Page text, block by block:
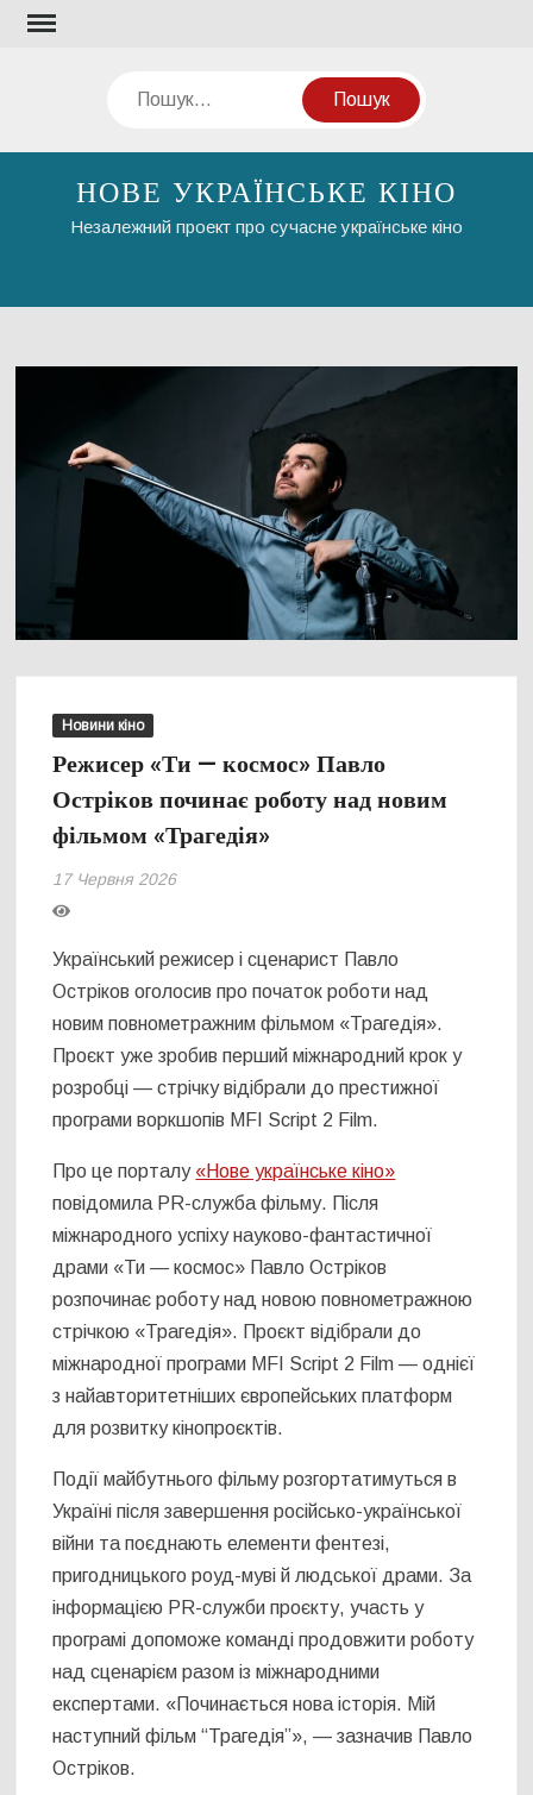
Перейти
Пошук
НОВЕ УКРАЇНСЬКЕ КІНО
Незалежний проект про сучасне українське кіно
Новини кіно
Режисер «Ти — космос» Павло
Остріков починає роботу над новим
фільмом «Трагедія»
17 Червня 2026
Український режисер і сценарист Павло
Остріков оголосив про початок роботи над
новим повнометражним фільмом «Трагедія».
Проєкт уже зробив перший міжнародний крок у
розробці — стрічку відібрали до престижної
програми воркшопів MFI Script 2 Film.
Про це порталу «Нове українське кіно»
повідомила PR-служба фільму. Після
міжнародного успіху науково-фантастичної
драми «Ти — космос» Павло Остріков
розпочинає роботу над новою повнометражною
стрічкою «Трагедія». Проєкт відібрали до
міжнародної програми MFI Script 2 Film — однієї
з найавторитетніших європейських платформ
для розвитку кінопроєктів.
Події майбутнього фільму розгортатимуться в
Україні після завершення російсько-української
війни та поєднають елементи фентезі,
пригодницького роуд-муві й людської драми. За
інформацією PR-служби проєкту, участь у
програмі допоможе команді продовжити роботу
над сценарієм разом із міжнародними
експертами. «Починається нова історія. Мій
наступний фільм “Трагедія”», — зазначив Павло
Остріков.